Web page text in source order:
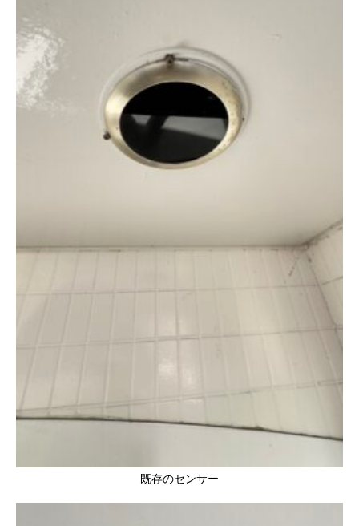
既存のセンサー